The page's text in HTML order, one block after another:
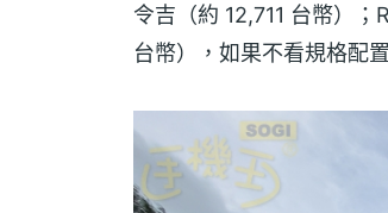
令吉（約 12,711 台幣）
台幣），如果不看規格配